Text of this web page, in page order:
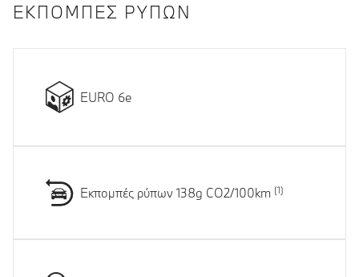
ΕΚΠΟΜΠΈΣ ΡΎΠΩΝ
EURO 6e
Εκπομπές ρύπων 138g CO2/100km